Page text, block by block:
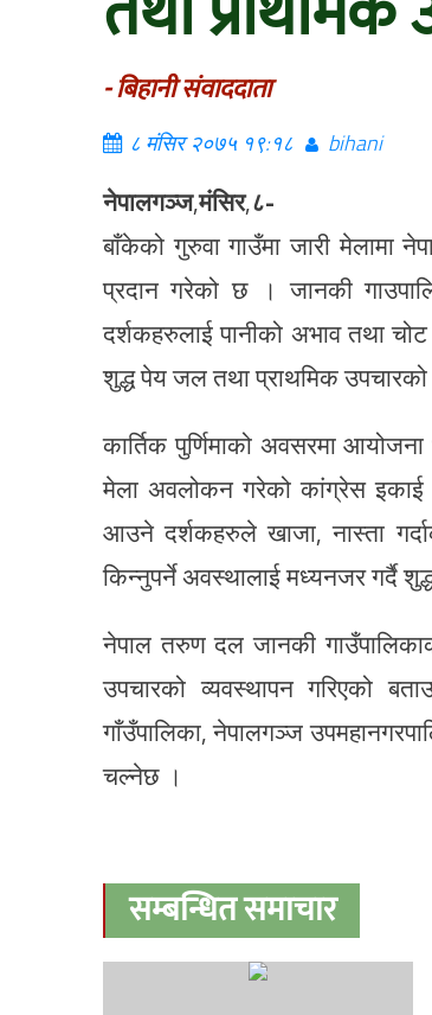
- बिहानी संवाददाता
८ मंसिर २०७५ १९:१८ bihani
नेपालगञ्ज,मंसिर,८-
बाँकेको गुरुवा गाउँमा जारी मेलामा
प्रदान गरेको छ । जानकी
दर्शकहरुलाई पानीको अभाव तथा
शुद्ध पेय जल तथा प्राथमिक उपचारको
कार्तिक पुर्णिमाको अवसरमा
मेला अवलोकन गरेको कांग्रेस इकाई
आउने दर्शकहरुले खाजा, नास्ता
किन्नुपर्ने अवस्थालाई मध्यनजर गर्दै
नेपाल तरुण दल जानकी
उपचारको व्यवस्थापन गरिएको
गाँउँपालिका, नेपालगञ्ज
चल्नेछ ।
सम्बन्धित समाचार